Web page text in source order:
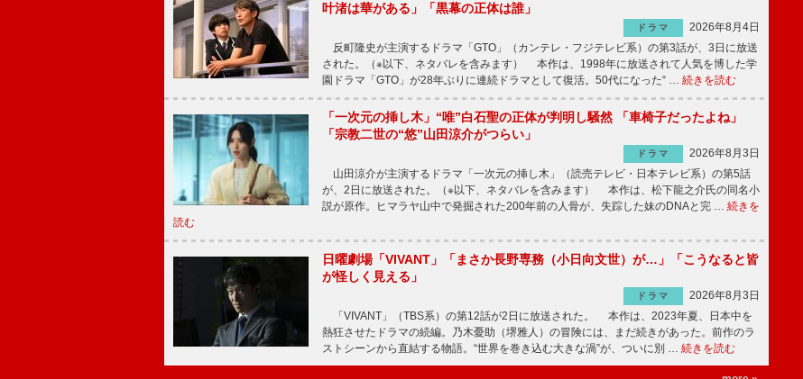
叶渚は華がある」「黒幕の正体は誰」
ドラマ
2026年8月4日
反町隆史が主演するドラマ「GTO」（カンテレ・フジテレビ系）の第3話が、3日に放送
された。（※以下、ネタバレを含みます） 本作は、1998年に放送されて人気を博した学
園ドラマ「GTO」が28年ぶりに連続ドラマとして復活。50代になった“ … 続きを読む
「一次元の挿し木」“唯”白石聖の正体が判明し騒然 「車椅子だったよね」
「宗教二世の“悠”山田涼介がつらい」
ドラマ
2026年8月3日
山田涼介が主演するドラマ「一次元の挿し木」（読売テレビ・日本テレビ系）の第5話
が、2日に放送された。（※以下、ネタバレを含みます） 本作は、松下龍之介氏の同名小
説が原作。ヒマラヤ山中で発掘された200年前の人骨が、失踪した妹のDNAと完 … 続きを
読む
日曜劇場「VIVANT」「まさか長野専務（小日向文世）が…」「こうなると皆
が怪しく見える」
ドラマ
2026年8月3日
「VIVANT」（TBS系）の第12話が2日に放送された。 本作は、2023年夏、日本中を
熱狂させたドラマの続編。乃木憂助（堺雅人）の冒険には、まだ続きがあった。前作のラ
ストシーンから直結する物語。“世界を巻き込む大きな渦”が、ついに別 … 続きを読む